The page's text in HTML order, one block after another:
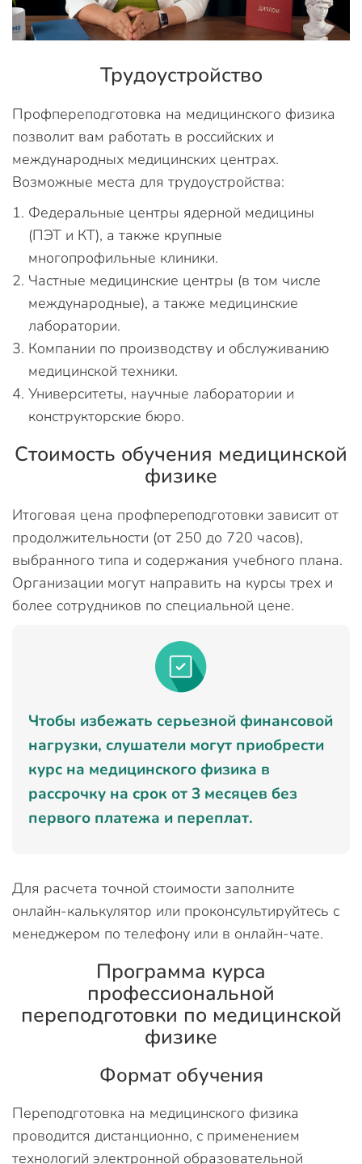
Трудоустройство
Профпереподготовка на медицинского физика
позволит вам работать в российских и
международных медицинских центрах.
Возможные места для трудоустройства:
Федеральные центры ядерной медицины
(ПЭТ и КТ), а также крупные
многопрофильные клиники.
Частные медицинские центры (в том числе
международные), а также медицинские
лаборатории.
Компании по производству и обслуживанию
медицинской техники.
Университеты, научные лаборатории и
конструкторские бюро.
Стоимость обучения медицинской
физике
Итоговая цена профпереподготовки зависит от
продолжительности (от 250 до 720 часов),
выбранного типа и содержания учебного плана.
Организации могут направить на курсы трех и
более сотрудников по специальной цене.
Чтобы избежать серьезной финансовой
нагрузки, слушатели могут приобрести
курс на медицинского физика в
рассрочку на срок от 3 месяцев без
первого платежа и переплат.
Для расчета точной стоимости заполните
онлайн-калькулятор или проконсультируйтесь с
менеджером по телефону или в онлайн-чате.
Программа курса
профессиональной
переподготовки по медицинской
физике
Формат обучения
Переподготовка на медицинского физика
проводится дистанционно, с применением
технологий электронной образовательной